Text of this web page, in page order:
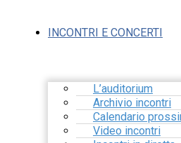
INCONTRI E CONCERTI
L’auditorium
Archivio incontri
Calendario
Video incontri